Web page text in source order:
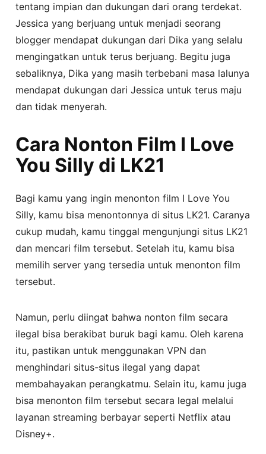
tentang impian dan dukungan dari orang terdekat.
Jessica yang berjuang untuk menjadi seorang
blogger mendapat dukungan dari Dika yang selalu
mengingatkan untuk terus berjuang. Begitu juga
sebaliknya, Dika yang masih terbebani masa lalunya
mendapat dukungan dari Jessica untuk terus maju
dan tidak menyerah.
Cara Nonton Film I Love
You Silly di LK21
Bagi kamu yang ingin menonton film I Love You
Silly, kamu bisa menontonnya di situs LK21. Caranya
cukup mudah, kamu tinggal mengunjungi situs LK21
dan mencari film tersebut. Setelah itu, kamu bisa
memilih server yang tersedia untuk menonton film
tersebut.
Namun, perlu diingat bahwa nonton film secara
ilegal bisa berakibat buruk bagi kamu. Oleh karena
itu, pastikan untuk menggunakan VPN dan
menghindari situs-situs ilegal yang dapat
membahayakan perangkatmu. Selain itu, kamu juga
bisa menonton film tersebut secara legal melalui
layanan streaming berbayar seperti Netflix atau
Disney+.